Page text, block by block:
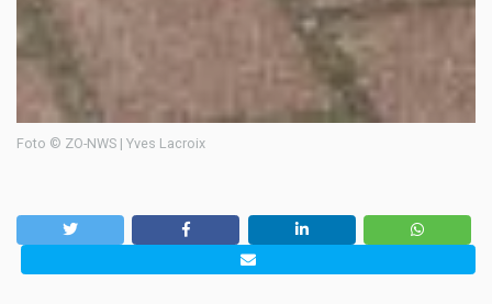
Foto © ZO-NWS | Yves Lacroix